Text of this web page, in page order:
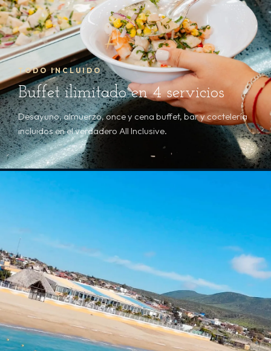
TODO INCLUIDO
Buffet ilimitado en 4 servicios
Desayuno, almuerzo, once y cena buffet, bar y coctelería
incluidos en el verdadero All Inclusive.